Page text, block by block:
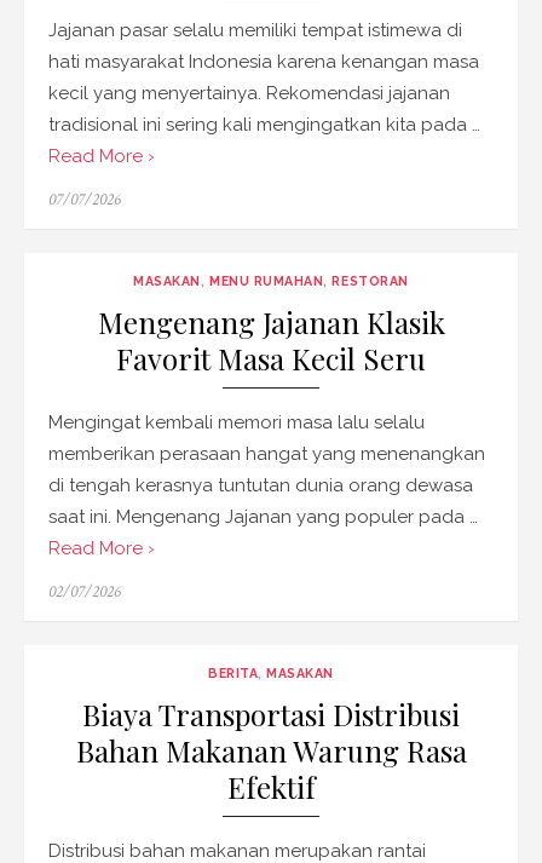
Jajanan pasar selalu memiliki tempat istimewa di
hati masyarakat Indonesia karena kenangan masa
kecil yang menyertainya. Rekomendasi jajanan
tradisional ini sering kali mengingatkan kita pada …
Read More ›
Posted
07/07/2026
MASAKAN,MENU RUMAHAN,RESTORAN
Mengenang Jajanan Klasik
Favorit Masa Kecil Seru
Mengingat kembali memori masa lalu selalu
memberikan perasaan hangat yang menenangkan
di tengah kerasnya tuntutan dunia orang dewasa
saat ini. Mengenang Jajanan yang populer pada …
Read More ›
Posted
02/07/2026
BERITA,MASAKAN
Biaya Transportasi Distribusi
Bahan Makanan Warung Rasa
Efektif
Distribusi bahan makanan merupakan rantai